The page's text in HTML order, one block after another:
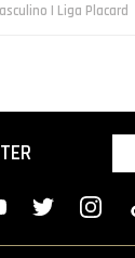
| Liga Placard